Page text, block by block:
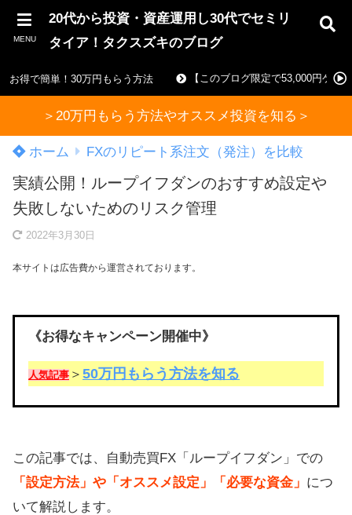
MENU
20代から投資・資産運用し30代でセミリ
タイア！タクスズキのブログ
お得で簡単！30万円もらう方法 【このブログ限定で53,000円ゲッ
＞20万円もらう方法やオススメ投資を知る＞
ホーム FXのリピート系注文（発注）を比較
実績公開！ループイフダンのおすすめ設定や
失敗しないためのリスク管理
2022年3月30日
本サイトは広告費から運営されております。
《お得なキャンペーン開催中》
人気記事 ＞ 50万円もらう方法を知る
この記事では、自動売買FX「ループイフダン」での
「設定方法」や「オススメ設定」「必要な資金」 につ
いて解説します。